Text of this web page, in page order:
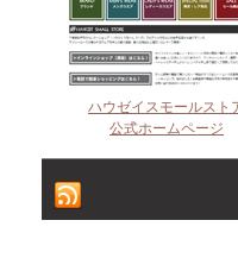
ハウゼイスモールスト
公式ホームページ